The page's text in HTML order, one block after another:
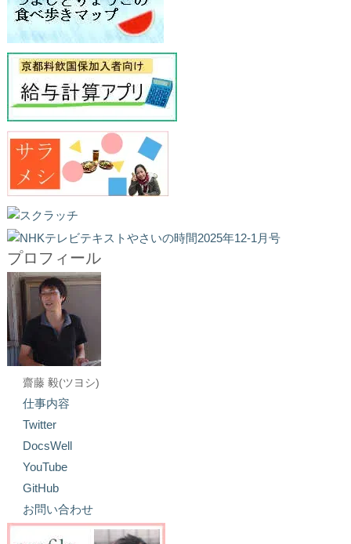
プロフィール
齋藤 毅(ツヨシ)
仕事内容
Twitter
DocsWell
YouTube
GitHub
お問い合わせ